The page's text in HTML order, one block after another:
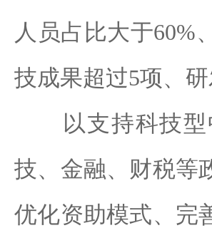
人员占比大于60%
技成果超过5项、
以支持科技型
技、金融、财税等
优化资助模式、完